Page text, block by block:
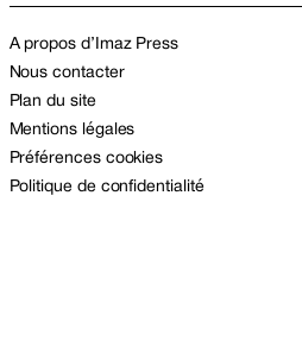
A propos d’Imaz Press
Nous contacter
Plan du site
Mentions légales
Préférences cookies
Politique de confidentialité